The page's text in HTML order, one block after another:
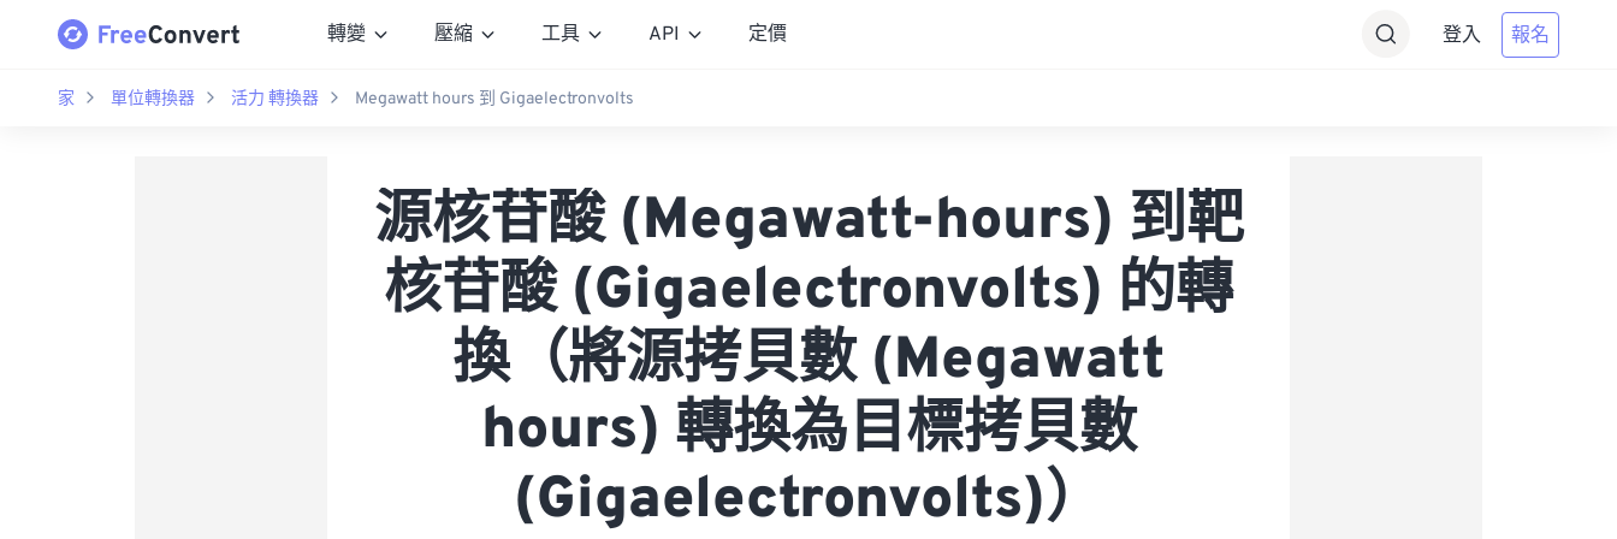
轉變 壓縮 工具 API 定價 登入 報名
家 單位轉換器 活力 轉換器 Megawatt hours 到 Gigaelectronvolts
源核苷酸 (Megawatt-hours) 到靶
核苷酸 (Gigaelectronvolts) 的轉
換（將源拷貝數 (Megawatt
hours) 轉換為目標拷貝數
(Gigaelectronvolts)）